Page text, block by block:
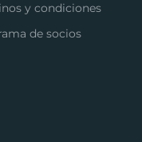
y condiciones
de socios